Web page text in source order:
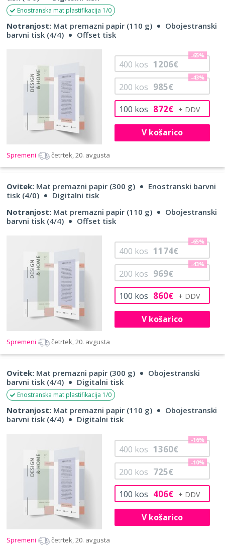
Enostranska mat plastifikacija 1/0
Notranjost: Mat premazni papir (110 g)
Obojestranski
barvni tisk (4/4)
Offset tisk
100 kos 872€
200 kos 985€
-43%
400 kos 1206€
-65%
V košarico
Spremeni četrtek, 20. avgusta
Ovitek: Mat premazni papir (300 g)
Enostranski barvni
tisk (4/0)
Digitalni tisk
Notranjost: Mat premazni papir (110 g)
Obojestranski
barvni tisk (4/4)
Offset tisk
100 kos 860€
200 kos 969€
-43%
400 kos 1174€
-65%
V košarico
Spremeni četrtek, 20. avgusta
Ovitek: Mat premazni papir (300 g)
Obojestranski
barvni tisk (4/4)
Digitalni tisk
Enostranska mat plastifikacija 1/0
Notranjost: Mat premazni papir (110 g)
Obojestranski
barvni tisk (4/4)
Digitalni tisk
100 kos 406€
200 kos 725€
-10%
400 kos 1360€
-16%
V košarico
Spremeni četrtek, 20. avgusta